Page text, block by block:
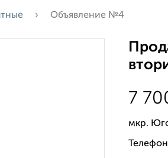
Объявление №4
7
мкр.